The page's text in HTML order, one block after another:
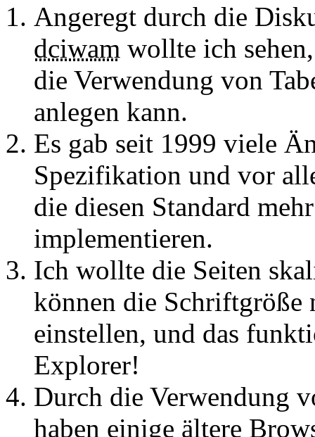
Angeregt durch die
dciwam wollte ich
die Verwendung von
anlegen kann.
Es gab seit 1999 viele
Spezifikation und vor
die diesen Standard
implementieren.
Ich wollte die Seiten
können die Schriftgröße
einstellen, und das
Explorer!
Durch die Verwendung
haben einige ältere